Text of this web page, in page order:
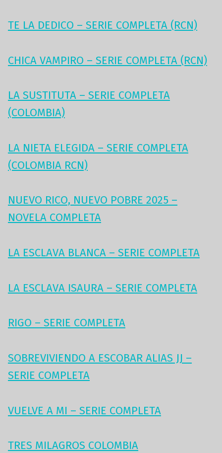
TE LA DEDICO – SERIE COMPLETA (RCN)
CHICA VAMPIRO – SERIE COMPLETA (RCN)
LA SUSTITUTA – SERIE COMPLETA
(COLOMBIA)
LA NIETA ELEGIDA – SERIE COMPLETA
(COLOMBIA RCN)
NUEVO RICO, NUEVO POBRE 2025 –
NOVELA COMPLETA
LA ESCLAVA BLANCA – SERIE COMPLETA
LA ESCLAVA ISAURA – SERIE COMPLETA
RIGO – SERIE COMPLETA
SOBREVIVIENDO A ESCOBAR ALIAS JJ –
SERIE COMPLETA
VUELVE A MI – SERIE COMPLETA
TRES MILAGROS COLOMBIA